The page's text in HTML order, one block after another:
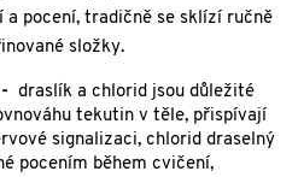
a pocení, tradičně se sklízí ručně
složky.
- draslík a chlorid jsou důležité
tekutin v těle, přispívají
signalizaci, chlorid draselný
pocením během cvičení,